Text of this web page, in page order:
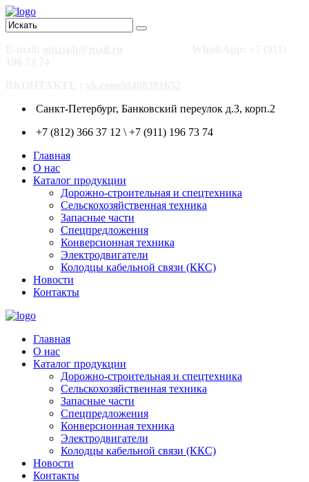
Санкт-Петербург, Банковский переулок д.3, корп.2
+7 (812) 366 37 12 \ +7 (911) 196 73 74
Главная
О нас
Каталог продукции
Дорожно-строительная и спецтехника
Сельскохозяйственная техника
Запасные части
Спецпредложения
Конверсионная техника
Электродвигатели
Колодцы кабельной связи (ККС)
Новости
Контакты
Главная
О нас
Каталог продукции
Дорожно-строительная и спецтехника
Сельскохозяйственная техника
Запасные части
Спецпредложения
Конверсионная техника
Электродвигатели
Колодцы кабельной связи (ККС)
Новости
Контакты